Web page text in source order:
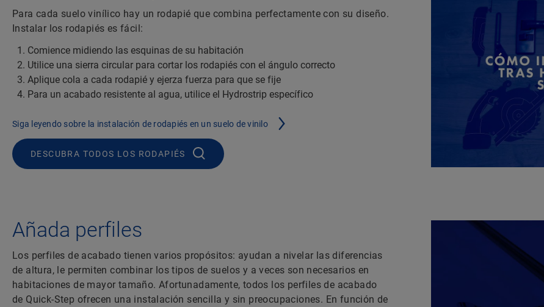
Para cada suelo vinílico hay un rodapié que combina perfectamente con su diseño.
Instalar los rodapiés es fácil:
Comience midiendo las esquinas de su habitación
Utilice una sierra circular para cortar los rodapiés con el ángulo correcto
Aplique cola a cada rodapié y ejerza fuerza para que se fije
Para un acabado resistente al agua, utilice el Hydrostrip específico
Siga leyendo sobre la instalación de rodapiés en un suelo de vinilo
DESCUBRA TODOS LOS RODAPIÉS
Añada perfiles
Los perfiles de acabado tienen varios propósitos: ayudan a nivelar las diferencias
de altura, le permiten combinar los tipos de suelos y a veces son necesarios en
habitaciones de mayor tamaño. Afortunadamente, todos los perfiles de acabado
de Quick-Step ofrecen una instalación sencilla y sin preocupaciones. En función de